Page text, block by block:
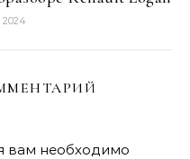
2024
вам необходимо